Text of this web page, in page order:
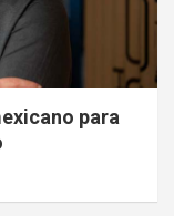
para